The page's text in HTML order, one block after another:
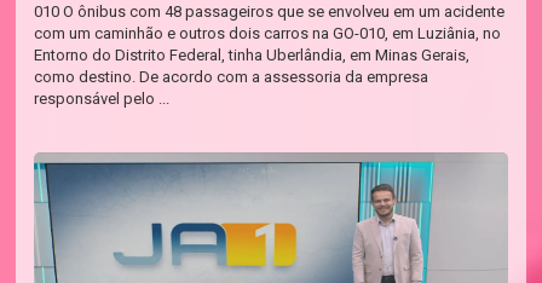
010 O ônibus com 48 passageiros que se envolveu em um acidente
com um caminhão e outros dois carros na GO-010, em Luziânia, no
Entorno do Distrito Federal, tinha Uberlândia, em Minas Gerais,
como destino. De acordo com a assessoria da empresa
responsável pelo ...